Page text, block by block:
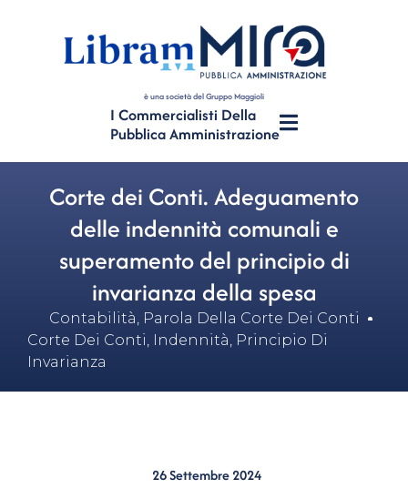
è una società del Gruppo Maggioli
I Commercialisti Della
Pubblica Amministrazione
Corte dei Conti. Adeguamento
delle indennità comunali e
superamento del principio di
invarianza della spesa
Contabilità, Parola Della Corte Dei Conti
Corte Dei Conti, Indennità, Principio Di
Invarianza
26 Settembre 2024